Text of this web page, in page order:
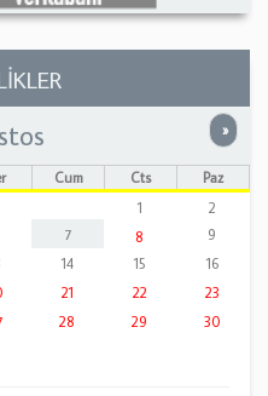
»
Cum Cts
Paz
1
2
7 8
9
14 15
16
21 22
23
28 29
30